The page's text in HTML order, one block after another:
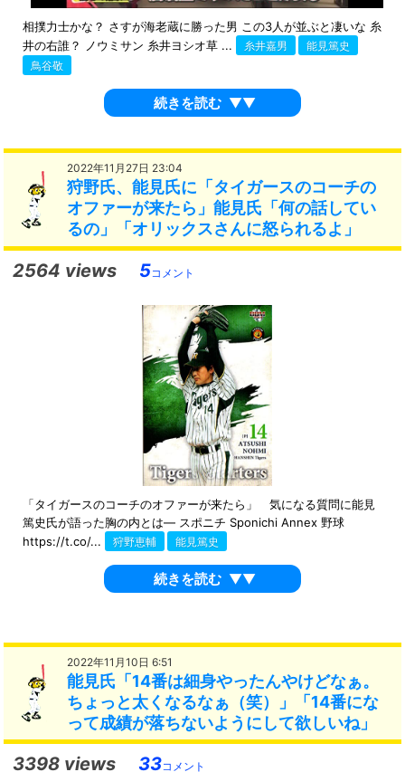
相撲力士かな？ さすが海老蔵に勝った男 この3人が並ぶと凄いな 糸
井の右誰？ ノウミサン 糸井ヨシオ草 ...
糸井嘉男
能見篤史
鳥谷敬
続きを読む ▼▼
2022年11月27日 23:04
狩野氏、能見氏に「タイガースのコーチの
オファーが来たら」能見氏「何の話してい
るの」「オリックスさんに怒られるよ」
2564 views 5コメント
「タイガースのコーチのオファーが来たら」 気になる質問に能見
篤史氏が語った胸の内とは― スポニチ Sponichi Annex 野球
https://t.co/...
狩野恵輔 能見篤史
続きを読む ▼▼
2022年11月10日 6:51
能見氏「14番は細身やったんやけどなぁ。
ちょっと太くなるなぁ（笑）」「14番にな
って成績が落ちないようにして欲しいね」
3398 views 33コメント